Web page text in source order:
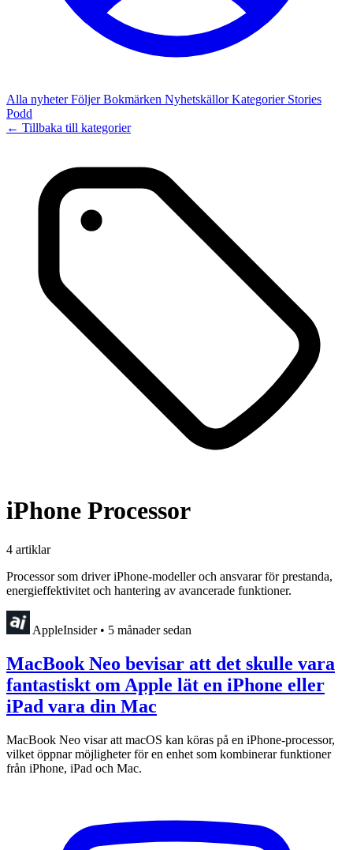
Alla nyheterFöljerBokmärken NyhetskällorKategorier Stories
Podd
← Tillbaka till kategorier
iPhone Processor
4 artiklar
Processor som driver iPhone-modeller och ansvarar för prestanda,
energieffektivitet och hantering av avancerade funktioner.
AppleInsider • 5 månader sedan
MacBook Neo bevisar att det skulle vara
fantastiskt om Apple lät en iPhone eller
iPad vara din Mac
MacBook Neo visar att macOS kan köras på en iPhone-processor,
vilket öppnar möjligheter för en enhet som kombinerar funktioner
från iPhone, iPad och Mac.